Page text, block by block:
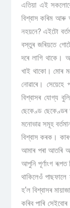
এতিয়া এই
বিশ্বাস কৰিম আৰু
নহয়নে? এইটো
বস্তুৰ জৰিয়তে
দৰে লাগি থাকে।
খাই থাকো। মোৰ
নোৱাৰে।
বিশ্বাসৰ যোগ্য
ছেকেণ্ড ছেকেণ্ডৰ
মনোভাৱ সমূহ
বিশ্বাস কৰক।
আমাৰ পৰা আতৰি
আপুনি পূৰ্ণাংগ ৰূপত
থাকিলেওঁ
হ’ল বিশ্বাসৰ
কৰিব পাৰি